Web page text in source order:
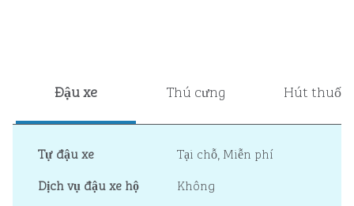
Đậu xe Thú cưng Hút thuốc
Tự đậu xe Tại chỗ, Miễn phí
Dịch vụ đậu xe hộ
Không